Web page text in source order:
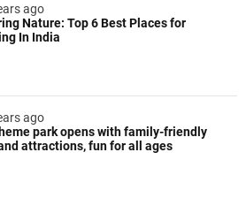
ago
Nature: Top 6 Best Places for
In India
ago
park opens with family-friendly
attractions, fun for all ages